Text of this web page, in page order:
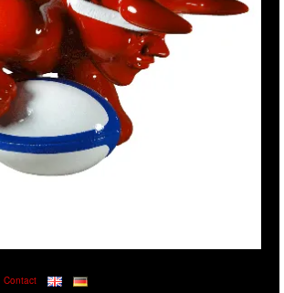
Contact